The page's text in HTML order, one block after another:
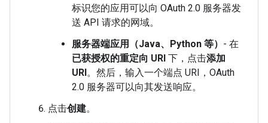
标识您的应用可以向 OAuth 2.0 服务器发
送 API 请求的网域。
服务器端应用（Java、Python 等） - 在
已获授权的重定向 URI 下，点击添加
URI。然后，输入一个端点 URI，OAuth
2.0 服务器可以向其发送响应。
点击创建。